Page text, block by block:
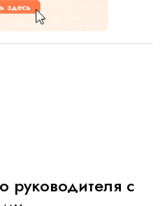
руководителя с